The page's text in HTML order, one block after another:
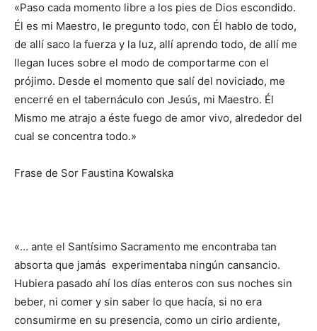
«Paso cada momento libre a los pies de Dios escondido.
Él es mi Maestro, le pregunto todo, con Él hablo de todo,
de allí saco la fuerza y la luz, allí aprendo todo, de allí me
llegan luces sobre el modo de comportarme con el
prójimo. Desde el momento que salí del noviciado, me
encerré en el tabernáculo con Jesús, mi Maestro. Él
Mismo me atrajo a éste fuego de amor vivo, alrededor del
cual se concentra todo.»
Frase de Sor Faustina Kowalska
«… ante el Santísimo Sacramento me encontraba tan
absorta que jamás experimentaba ningún cansancio.
Hubiera pasado ahí los días enteros con sus noches sin
beber, ni comer y sin saber lo que hacía, si no era
consumirme en su presencia, como un cirio ardiente,